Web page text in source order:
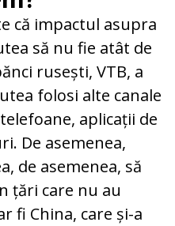
că impactul asupra
să nu fie atât de
rusești, VTB, a
folosi alte canale
aplicații de
De asemenea,
de asemenea, să
țări care nu au
fi China, care și-a